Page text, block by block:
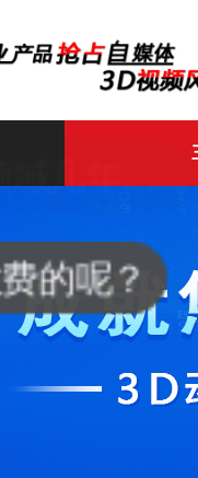
的呢？